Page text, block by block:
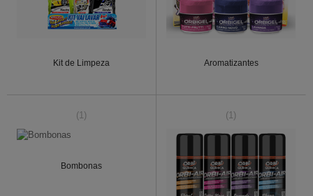
Kit de Limpeza Aromatizantes
(1)
Bombonas
(1)